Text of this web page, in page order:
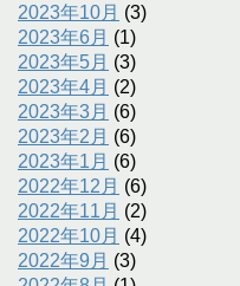
2023年10月 (3)
2023年6月 (1)
2023年5月 (3)
2023年4月 (2)
2023年3月 (6)
2023年2月 (6)
2023年1月 (6)
2022年12月 (6)
2022年11月 (2)
2022年10月 (4)
2022年9月 (3)